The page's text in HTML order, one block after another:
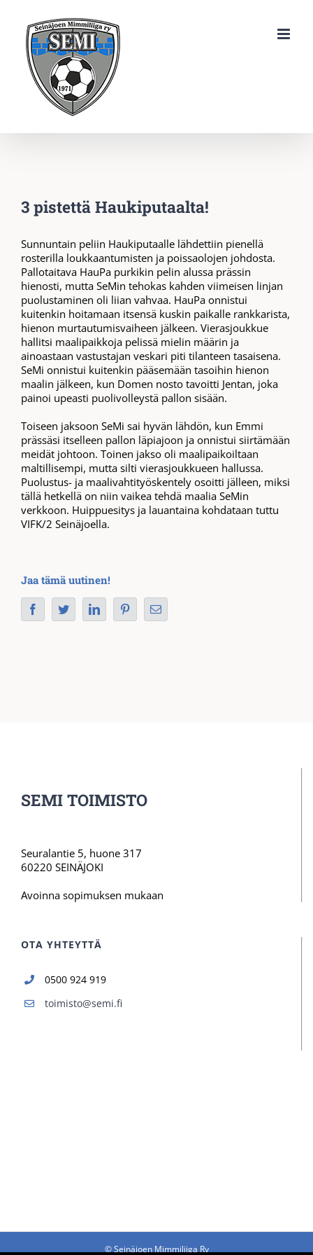
content
3 pistettä Haukiputaalta!
Sunnuntain peliin Haukiputaalle lähdettiin pienellä
rosterilla loukkaantumisten ja poissaolojen johdosta.
Pallotaitava HauPa purkikin pelin alussa prässin
hienosti, mutta SeMin tehokas kahden viimeisen linjan
puolustaminen oli liian vahvaa. HauPa onnistui
kuitenkin hoitamaan itsensä kuskin paikalle rankkarista,
hienon murtautumisvaiheen jälkeen. Vierasjoukkue
hallitsi maalipaikkoja pelissä mielin määrin ja
ainoastaan vastustajan veskari piti tilanteen tasaisena.
SeMi onnistui kuitenkin pääsemään tasoihin hienon
maalin jälkeen, kun Domen nosto tavoitti Jentan, joka
painoi upeasti puolivolleystä pallon sisään.
Toiseen jaksoon SeMi sai hyvän lähdön, kun Emmi
prässäsi itselleen pallon läpiajoon ja onnistui siirtämään
meidät johtoon. Toinen jakso oli maalipaikoiltaan
maltillisempi, mutta silti vierasjoukkueen hallussa.
Puolustus- ja maalivahtityöskentely osoitti jälleen, miksi
tällä hetkellä on niin vaikea tehdä maalia SeMin
verkkoon. Huippuesitys ja lauantaina kohdataan tuttu
VIFK/2 Seinäjoella.
Jaa tämä uutinen!
FacebookTwitterLinkedInPinterestSähköposti
SEMI TOIMISTO
Seuralantie 5, huone 317
60220 SEINÄJOKI
Avoinna sopimuksen mukaan
OTA YHTEYTTÄ
0500 924 919
toimisto@semi.fi
©Seinäjoen Mimmiliiga Ry